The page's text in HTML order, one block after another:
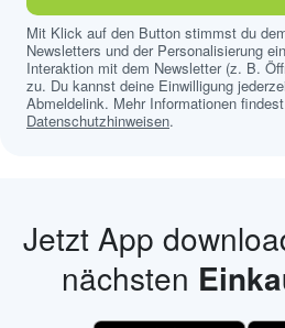
Mit Klick auf den Button stimmst du
Newsletters und der Personalisierung
Interaktion mit dem Newsletter (z. B.
zu. Du kannst deine Einwilligung
Abmeldelink. Mehr Informationen
Datenschutzhinweisen.
Jetzt App
nächsten